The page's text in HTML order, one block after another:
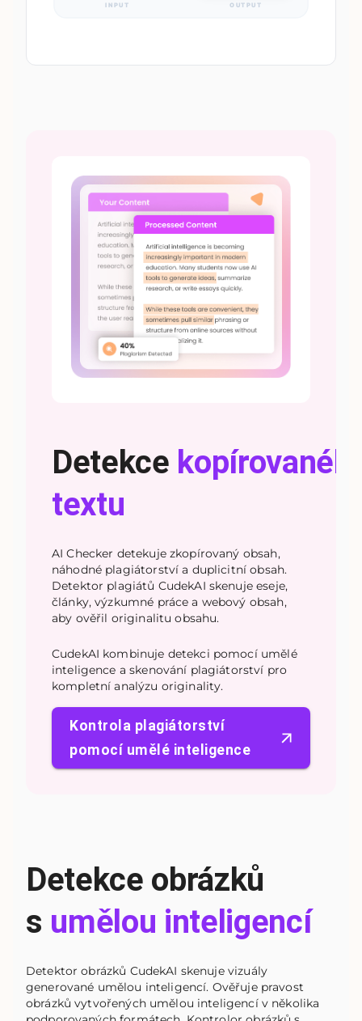
INPUT OUTPUT
Detekce
textu
AI Checker detekuje zkopírovaný obsah,
náhodné plagiátorství a duplicitní obsah.
Detektor plagiátů CudekAI skenuje eseje,
články, výzkumné práce a webový obsah,
aby ověřil originalitu obsahu.
CudekAI kombinuje detekci pomocí umělé
inteligence a skenování plagiátorství pro
kompletní analýzu originality.
Kontrola plagiátorství
pomocí umělé inteligence
Detekce obrázků
s umělou inteligencí
Detektor obrázků CudekAI skenuje vizuály
generované umělou inteligencí. Ověřuje pravost
obrázků vytvořených umělou inteligencí v několika